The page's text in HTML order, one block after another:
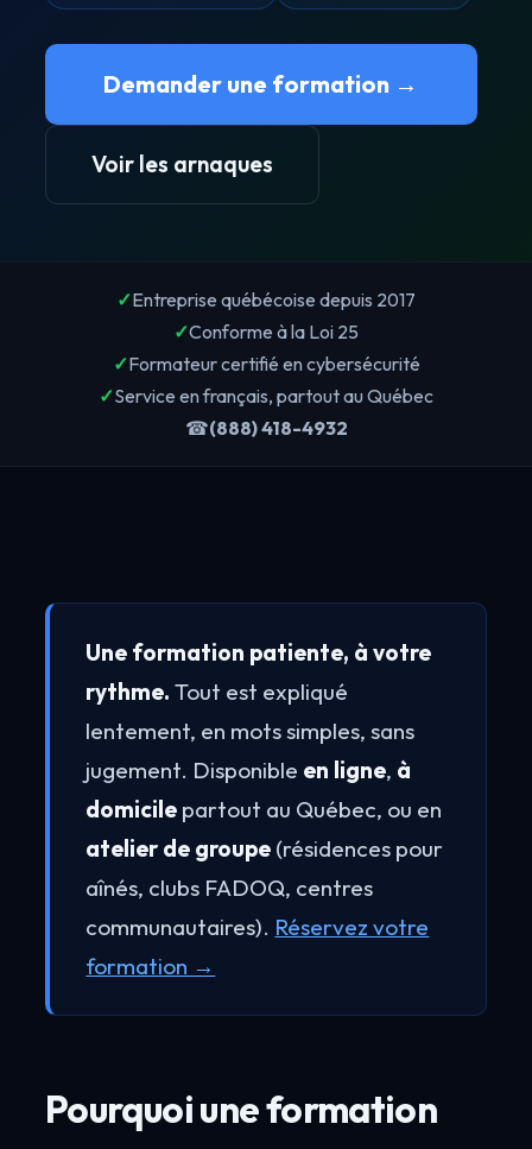
Demander une formation →
Voir les arnaques
✓Entreprise québécoise depuis 2017
✓Conforme à la Loi 25
✓Formateur certifié en cybersécurité
✓Service en français, partout au Québec
☎(888) 418-4932
Une formation patiente, à votre
rythme. Tout est expliqué
lentement, en mots simples, sans
jugement. Disponible en ligne, à
domicile partout au Québec, ou en
atelier de groupe (résidences pour
aînés, clubs FADOQ, centres
communautaires). Réservez votre
formation →
Pourquoi une formation